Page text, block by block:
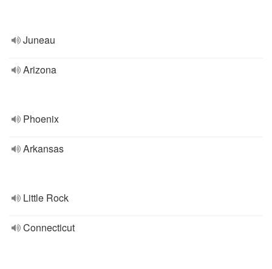
Juneau
Arizona
Phoenix
Arkansas
Little Rock
Connecticut